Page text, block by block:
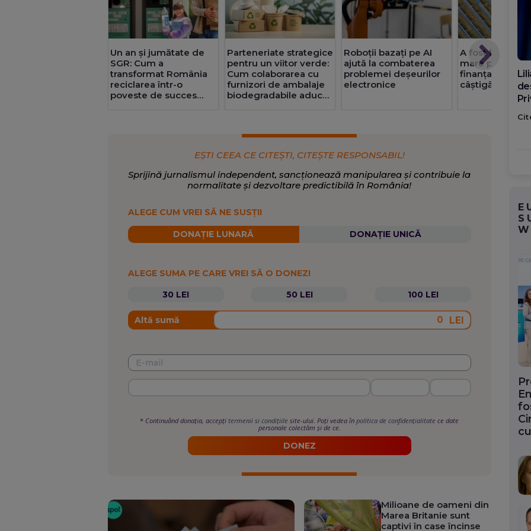
Un an și jumătate de
SGR: Cum a
transformat România
reciclarea într-o
poveste de succes
Parteneriate strategice
pentru un viitor verde:
Cum colaborarea cu
furnizori de ambalaje
biodegradabile aduce
Roboții bazați pe AI
ajută la combaterea
problemei deșeurilor
electronice
A fost finalizat
mare parc
finanțat prin
câștigă
EȘTI CEEA CE CITEȘTI, CITEȘTE RESPONSABIL!
Sprijină jurnalismul independent, sancționează manipularea și contribuie la
normalitate și dezvoltare predictibilă în România!
ALEGE CUM VREI SĂ NE SUSȚII
DONAȚIE LUNARĂ DONAȚIE UNICĂ
ALEGE SUMA PE CARE VREI SĂ O DONEZI
30 LEI
50 LEI 100 LEI
Altă sumă LEI
* Continuând donația, accepțitermenii si condițiile site-ului. Poți vedea înpolitica de confidențialitate ce date
personale colectăm și de ce.
DONEZ
Milioane de oameni din
Marea Britanie sunt
captivi în case încinse